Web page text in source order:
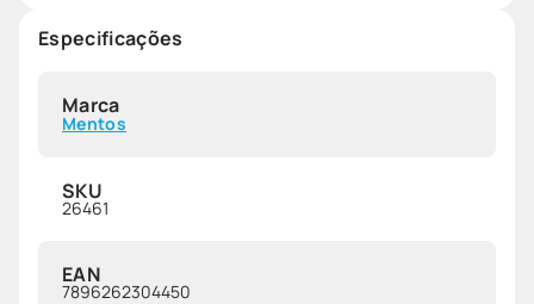
Especificações
Marca
Mentos
SKU
26461
EAN
7896262304450